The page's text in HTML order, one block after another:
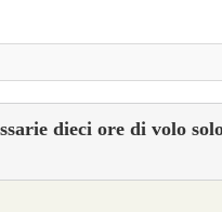
dieci ore di volo